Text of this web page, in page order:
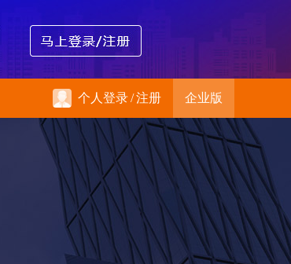
个人登录/注册 企业版